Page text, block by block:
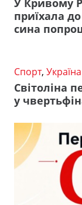
У Кривому
приїхала
сина
Спорт, Україна
Світоліна
у